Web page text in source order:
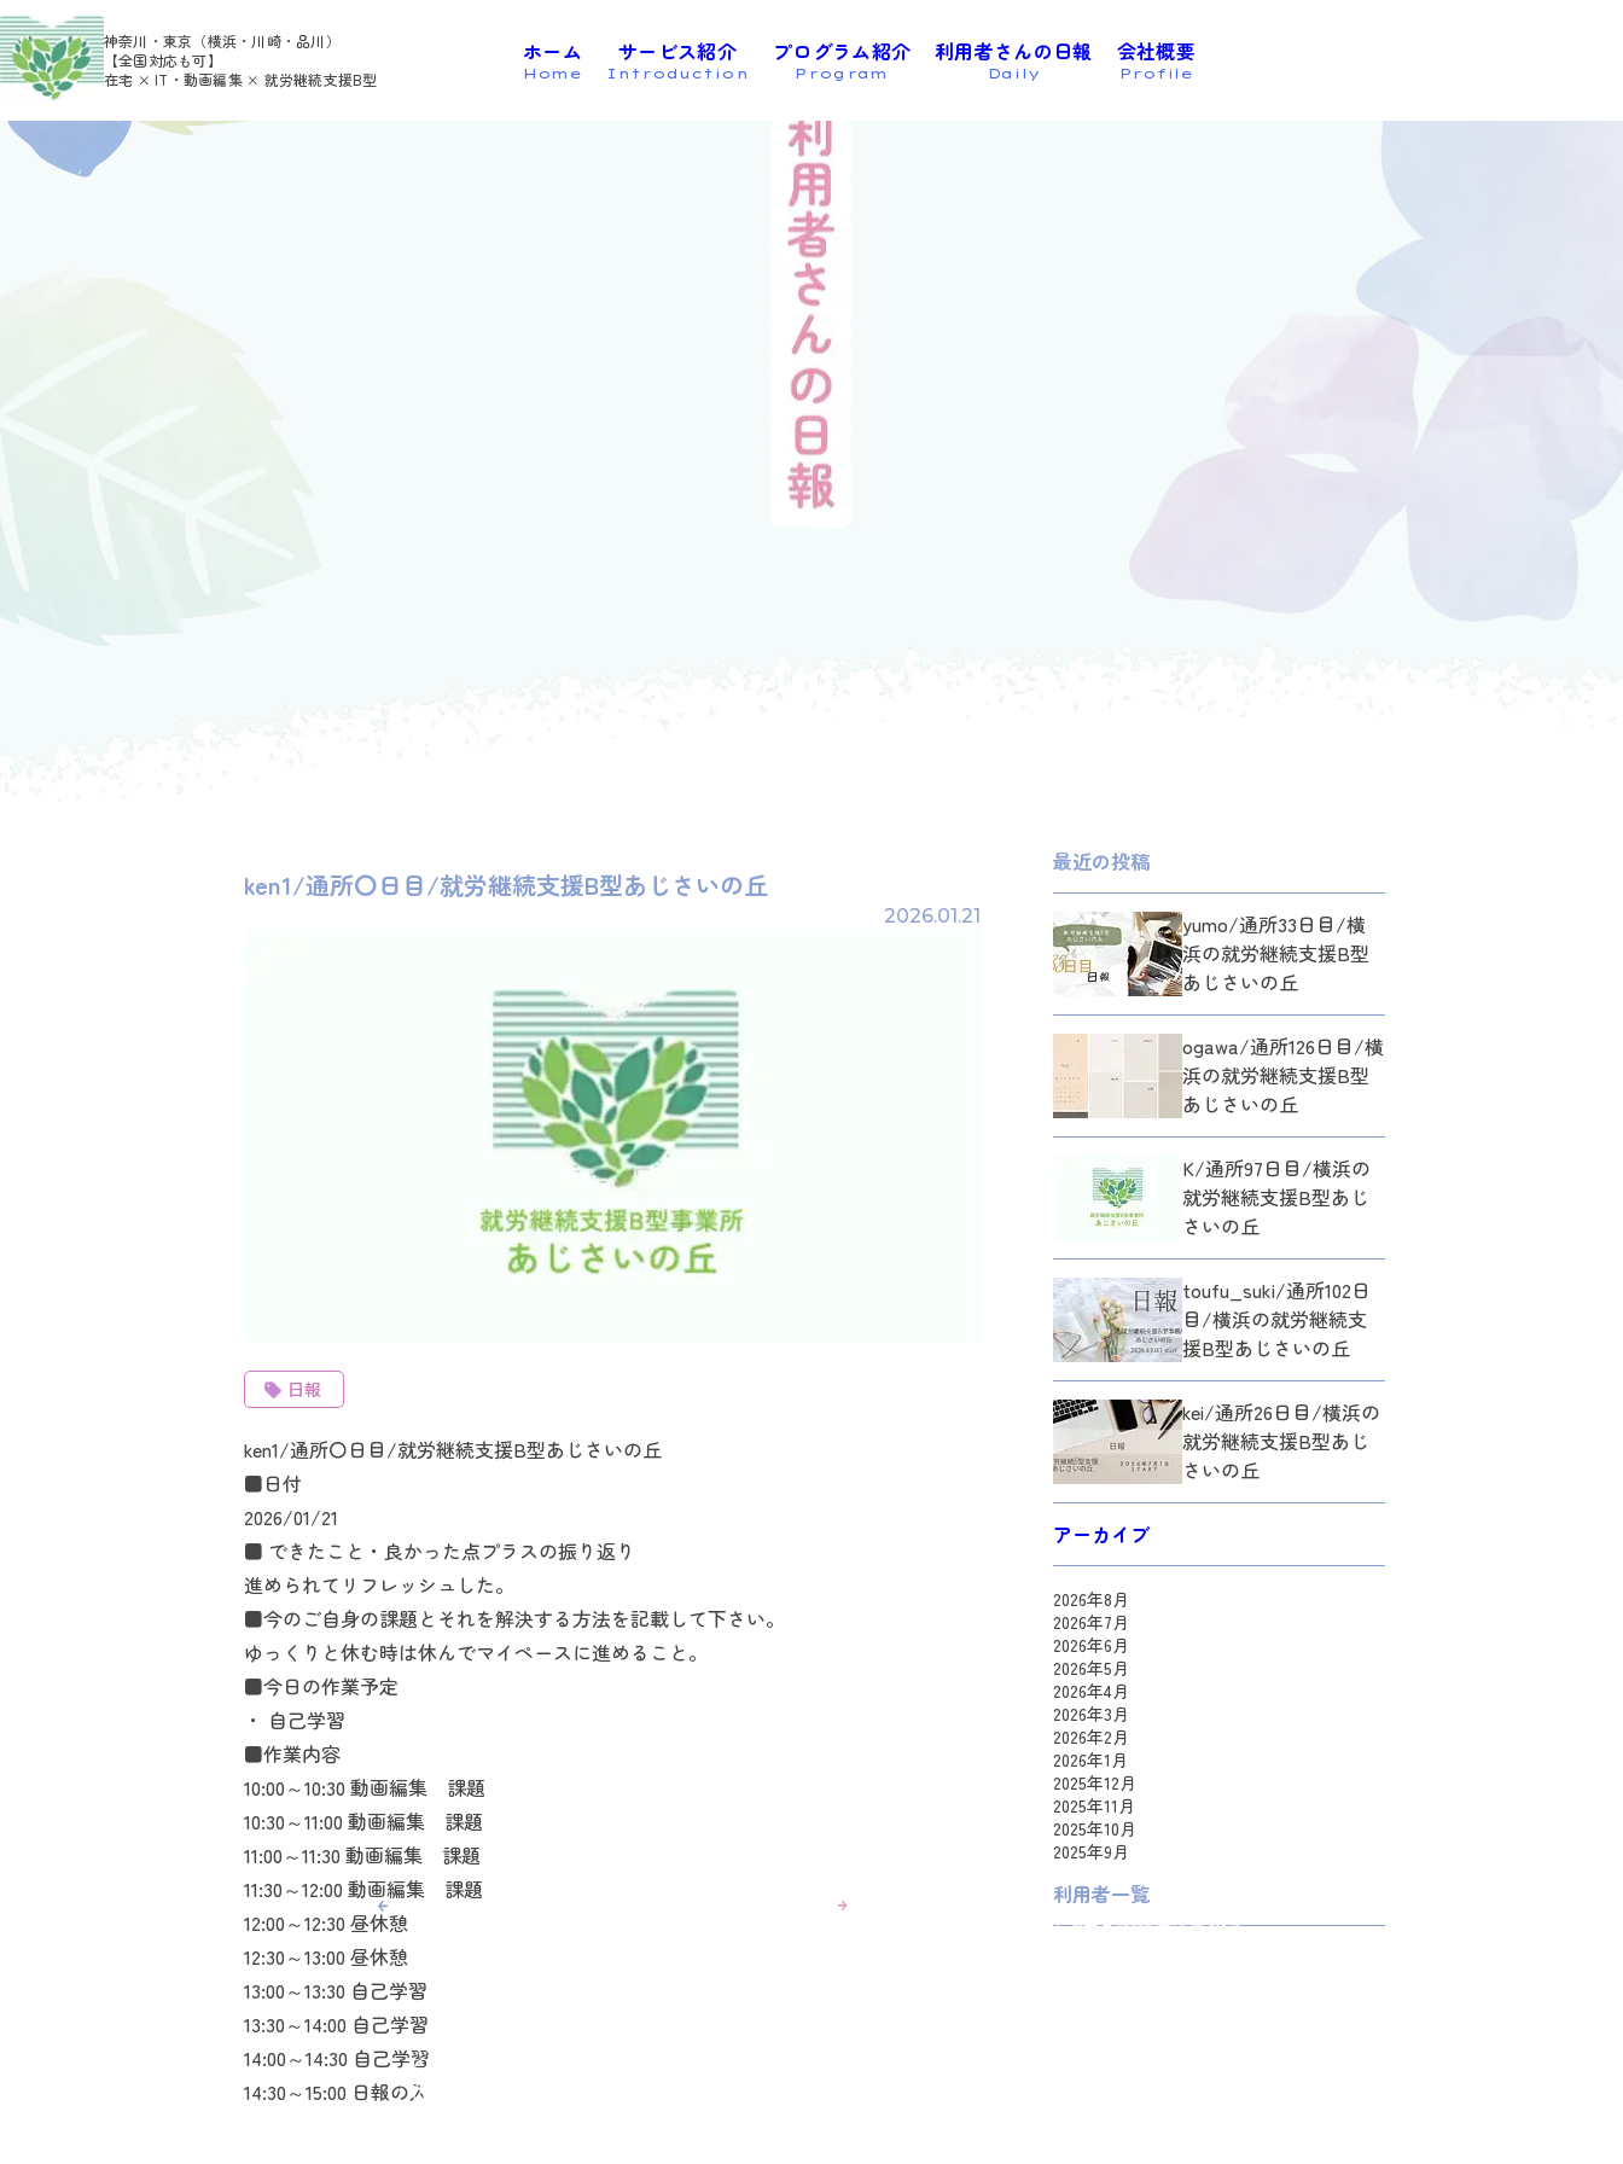
神奈川・東京（横浜・川崎・品川）
【全国対応も可】
在宅 × IT・動画編集 × 就労継続支援B型
ホーム
Home
サービス紹介
Introduction
プログラム紹介
Program
利用者さんの日報
Daily
会社概要
Profile
HOME > 利用者さんの日報
ken1/通所〇日目/就労継続支援B型あじさいの丘
2026.01.21
日報
ken1/通所〇日目/就労継続支援B型あじさいの丘
■日付
2026/01/21
■ できたこと・良かった点プラスの振り返り
進められてリフレッシュした。
■今のご自身の課題とそれを解決する方法を記載して下さい。
ゆっくりと休む時は休んでマイペースに進めること。
■今日の作業予定
・ 自己学習
■作業内容
10:00～10:30 動画編集 課題
10:30～11:00 動画編集 課題
11:00～11:30 動画編集 課題
11:30～12:00 動画編集 課題
12:00～12:30 昼休憩
12:30～13:00 昼休憩
13:00～13:30 自己学習
13:30～14:00 自己学習
14:00～14:30 自己学習
14:30～15:00 日報の入力 ブログの作成
最近の投稿
yumo/通所33日目/横
浜の就労継続支援B型
あじさいの丘
ogawa/通所126日目/横
浜の就労継続支援B型
あじさいの丘
K/通所97日目/横浜の
就労継続支援B型あじ
さいの丘
toufu_suki/通所102日
目/横浜の就労継続支
援B型あじさいの丘
kei/通所26日目/横浜の
就労継続支援B型あじ
さいの丘
アーカイブ
2026年8月
2026年7月
2026年6月
2026年5月
2026年4月
2026年3月
2026年2月
2026年1月
2025年12月
2025年11月
2025年10月
2025年9月
利用者一覧